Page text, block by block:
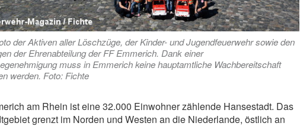
der Aktiven aller Löschzüge, der Kinder- und Jugendfeuerwehr sowie den
der Ehrenabteilung der FF Emmerich. Dank einer
muss in Emmerich keine hauptamtliche Wachbereitschaft
werden. Foto: Fichte
am Rhein ist eine 32.000 Einwohner zählende Hansestadt. Das
grenzt im Norden und Westen an die Niederlande, östlich an